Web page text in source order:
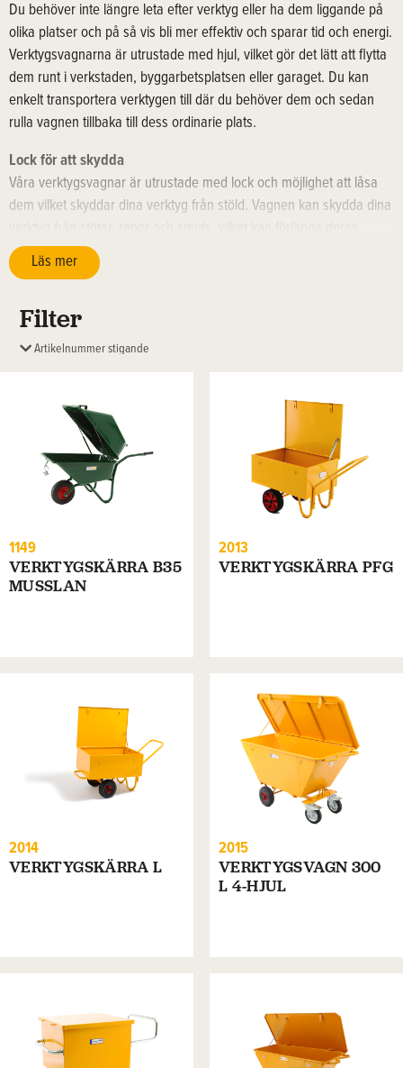
Du behöver inte längre leta efter verktyg eller ha dem liggande på
olika platser och på så vis bli mer effektiv och sparar tid och energi.
Verktygsvagnarna är utrustade med hjul, vilket gör det lätt att flytta
dem runt i verkstaden, byggarbetsplatsen eller garaget. Du kan
enkelt transportera verktygen till där du behöver dem och sedan
rulla vagnen tillbaka till dess ordinarie plats.
Lock för att skydda
Våra verktygsvagnar är utrustade med lock och möjlighet att låsa
dem vilket skyddar dina verktyg från stöld. Vagnen kan skydda dina
livslängd. På några vagnar går även locket att använda som
arbetsbänk då handtaget agerar som stöd. Detta ger en
gummiduk för att underlätta arbetet.
Svensk kvalitet
det varit i mer än 100 år. Våra produkter håller länge, vi erbjuder
reservdelar så att de kan repareras och kan komma till glädje över
generationer. Vi är mycket stolta över att föra svensk
hantverkstradition vidare in i framtiden.
Läs mer
Filter
1149
VERKTYGSKÄRRA B35
MUSSLAN
2013
VERKTYGSKÄRRA PFG
2014
VERKTYGSKÄRRA L
2015
VERKTYGSVAGN 300
L 4-HJUL